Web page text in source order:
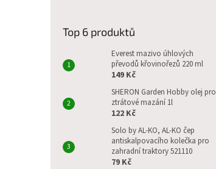
Top 6 produktů
Everest mazivo úhlových
převodů křovinořezů 220 ml
149 Kč
SHERON Garden Hobby olej pro
ztrátové mazání 1l
122 Kč
Solo by AL-KO, AL-KO čep
antiskalpovacího kolečka pro
zahradní traktory 521110
79 Kč